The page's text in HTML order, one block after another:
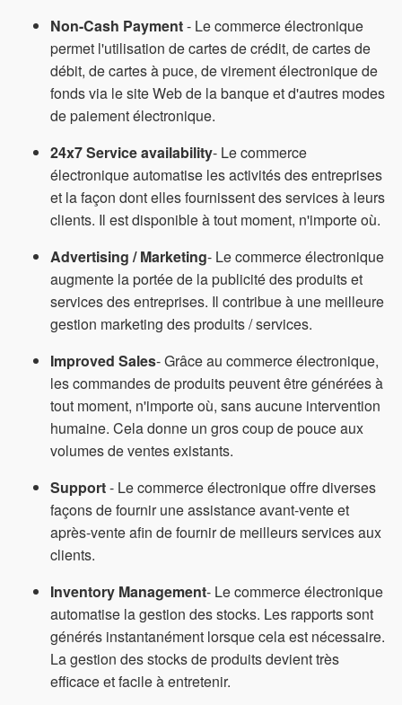
Non-Cash Payment- Le commerce électronique
permet l'utilisation de cartes de crédit, de cartes de
débit, de cartes à puce, de virement électronique de
fonds via le site Web de la banque et d'autres modes
de paiement électronique.
24x7 Service availability- Le commerce
électronique automatise les activités des entreprises
et la façon dont elles fournissent des services à leurs
clients. Il est disponible à tout moment, n'importe où.
Advertising / Marketing- Le commerce électronique
augmente la portée de la publicité des produits et
services des entreprises. Il contribue à une meilleure
gestion marketing des produits / services.
Improved Sales- Grâce au commerce électronique,
les commandes de produits peuvent être générées à
tout moment, n'importe où, sans aucune intervention
humaine. Cela donne un gros coup de pouce aux
volumes de ventes existants.
Support- Le commerce électronique offre diverses
façons de fournir une assistance avant-vente et
après-vente afin de fournir de meilleurs services aux
clients.
Inventory Management- Le commerce électronique
automatise la gestion des stocks. Les rapports sont
générés instantanément lorsque cela est nécessaire.
La gestion des stocks de produits devient très
efficace et facile à entretenir.